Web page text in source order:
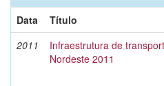
Data
Título
2011
Infraestrutura de
Nordeste 2011